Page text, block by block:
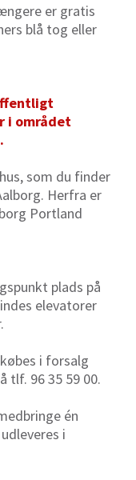
er gratis
blå tog eller
i området
som du finder
Herfra er
Portland
plads på
elevatorer
i forsalg
tlf. 96 35 59 00.
én
i